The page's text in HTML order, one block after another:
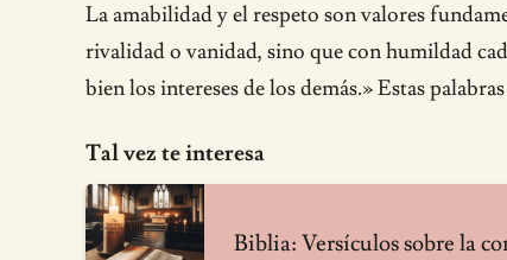
La amabilidad y el respeto son valores
rivalidad o vanidad, sino que con humildad
bien los intereses de los demás.» Estas
Tal vez te interesa
Biblia: Versículos sobre la